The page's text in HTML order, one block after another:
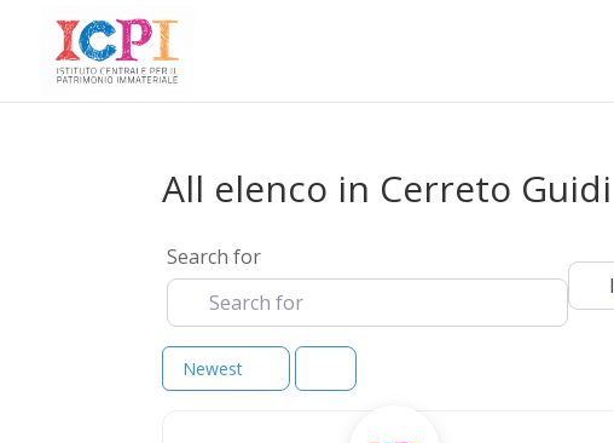
All elenco in Cerreto Guidi
Search for
Near
Newest